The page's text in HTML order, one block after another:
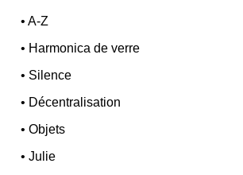
•A-Z
• Harmonica de verre
• Silence
• Décentralisation
•Objets
•Julie